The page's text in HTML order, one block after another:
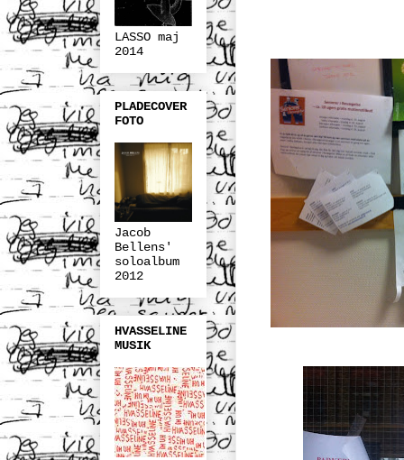
LASSO maj
2014
PLADECOVER
FOTO
Jacob
Bellens'
soloalbum
2012
HVASSELINE
MUSIK